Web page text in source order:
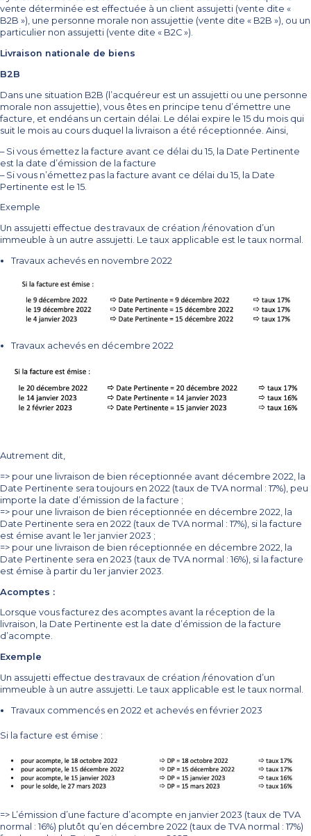
vente déterminée est effectuée à un client assujetti (vente dite «
B2B »), une personne morale non assujettie (vente dite « B2B »), ou un
particulier non assujetti (vente dite « B2C »).
Livraison nationale de biens
B2B
Dans une situation B2B (l’acquéreur est un assujetti ou une personne
morale non assujettie), vous êtes en principe tenu d’émettre une
facture, et endéans un certain délai. Le délai expire le 15 du mois qui
suit le mois au cours duquel la livraison a été réceptionnée. Ainsi,
– Si vous émettez la facture avant ce délai du 15, la Date Pertinente
est la date d’émission de la facture
– Si vous n’émettez pas la facture avant ce délai du 15, la Date
Pertinente est le 15.
Exemple
Un assujetti effectue des travaux de création /rénovation d’un
immeuble à un autre assujetti. Le taux applicable est le taux normal.
Travaux achevés en novembre 2022
Travaux achevés en décembre 2022
Autrement dit,
=> pour une livraison de bien réceptionnée avant décembre 2022, la
Date Pertinente sera toujours en 2022 (taux de TVA normal : 17%), peu
importe la date d’émission de la facture ;
=> pour une livraison de bien réceptionnée en décembre 2022, la
Date Pertinente sera en 2022 (taux de TVA normal : 17%), si la facture
est émise avant le 1er janvier 2023 ;
=> pour une livraison de bien réceptionnée en décembre 2022, la
Date Pertinente sera en 2023 (taux de TVA normal : 16%), si la facture
est émise à partir du 1er janvier 2023.
Acomptes :
Lorsque vous facturez des acomptes avant la réception de la
livraison, la Date Pertinente est la date d’émission de la facture
d’acompte.
Exemple
Un assujetti effectue des travaux de création /rénovation d’un
immeuble à un autre assujetti. Le taux applicable est le taux normal.
Travaux commencés en 2022 et achevés en février 2023
Si la facture est émise :
=> L’émission d’une facture d’acompte en janvier 2023 (taux de TVA
normal : 16%) plutôt qu’en décembre 2022 (taux de TVA normal : 17%)